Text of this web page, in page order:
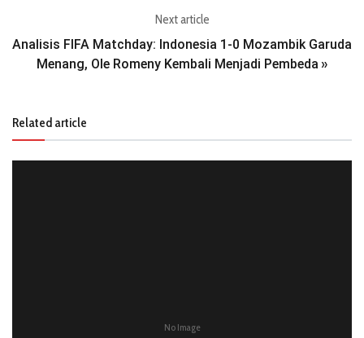
Next article
Analisis FIFA Matchday: Indonesia 1-0 Mozambik Garuda
Menang, Ole Romeny Kembali Menjadi Pembeda »
Related article
No Image